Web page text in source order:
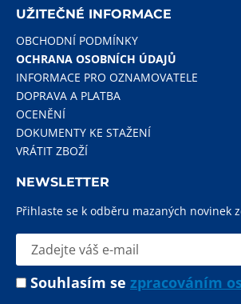
UŽITEČNÉ INFORMACE
OBCHODNÍ PODMÍNKY
OCHRANA OSOBNÍCH ÚDAJŮ
INFORMACE PRO OZNAMOVATELE
DOPRAVA A PLATBA
OCENĚNÍ
DOKUMENTY KE STAŽENÍ
VRÁTIT ZBOŽÍ
NEWSLETTER
Přihlaste se k odběru mazaných novinek
Souhlasím se zpracováním